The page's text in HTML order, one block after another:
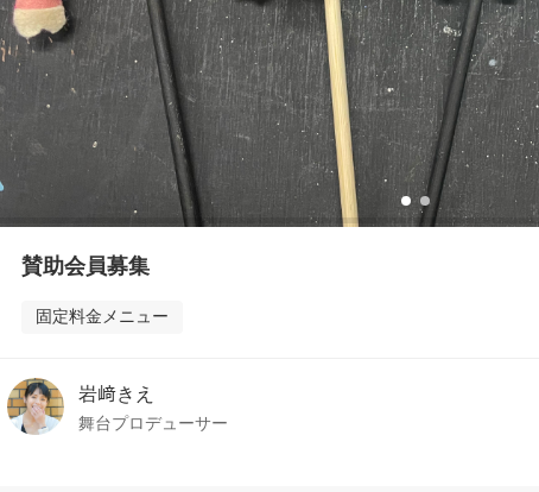
賛助会員募集
固定料金メニュー
岩﨑きえ
舞台プロデューサー